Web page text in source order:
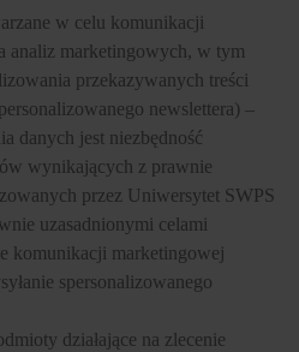
w celu komunikacji
analiz marketingowych, w tym
przekazywanych treści
newslettera) –
danych jest niezbędność
wynikających z prawnie
przez Uniwersytet SWPS
uzasadnionymi celami
komunikacji marketingowej
spersonalizowanego
działające na zlecenie